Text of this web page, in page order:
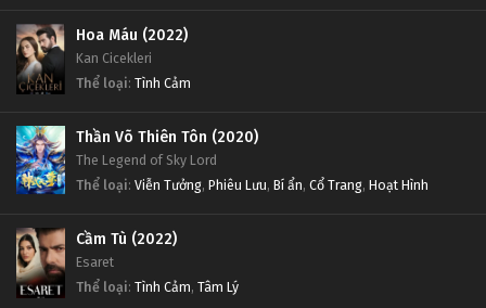
Hoa Máu (2022)
Kan Cicekleri
Thể loại: Tình Cảm
Thần Võ Thiên Tôn (2020)
The Legend of Sky Lord
Thể loại: Viễn Tưởng, Phiêu Lưu, Bí ẩn, Cổ Trang, Hoạt Hình
Cầm Tù (2022)
Esaret
Thể loại: Tình Cảm, Tâm Lý